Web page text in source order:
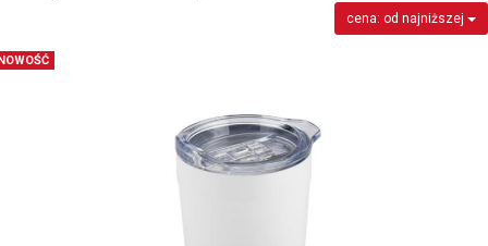
cena: od najniższej